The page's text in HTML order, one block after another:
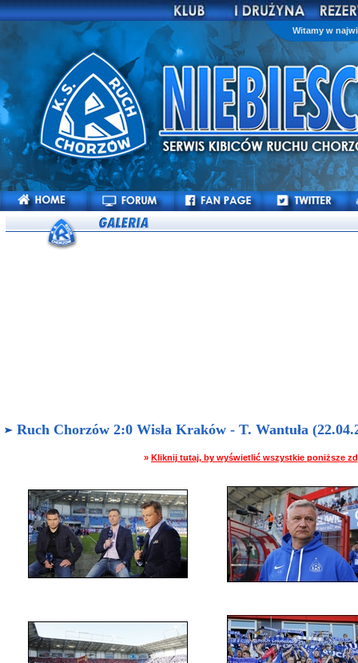
Witamy w
Ruch Chorzów 2:0 Wisła Kraków - T. Wantuła
» Kliknij tutaj, by wyświetlić wszystkie poniższe